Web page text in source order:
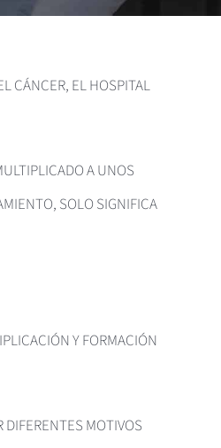
CÁNCER, EL HOSPITAL
A UNOS
SOLO SIGNIFICA
Y FORMACIÓN
MOTIVOS